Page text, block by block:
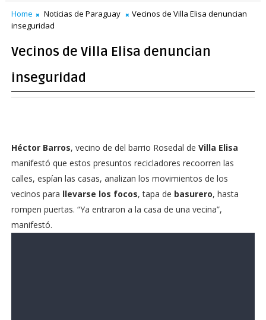
Home Noticias de Paraguay
Vecinos de Villa Elisa denuncian
inseguridad
Vecinos de Villa Elisa denuncian
inseguridad
Héctor Barros, vecino de del barrio Rosedal de Villa Elisa
manifestó que estos presuntos recicladores recoorren las
calles, espían las casas, analizan los movimientos de los
vecinos para llevarse los focos, tapa de basurero, hasta
rompen puertas. “Ya entraron a la casa de una vecina”,
manifestó.